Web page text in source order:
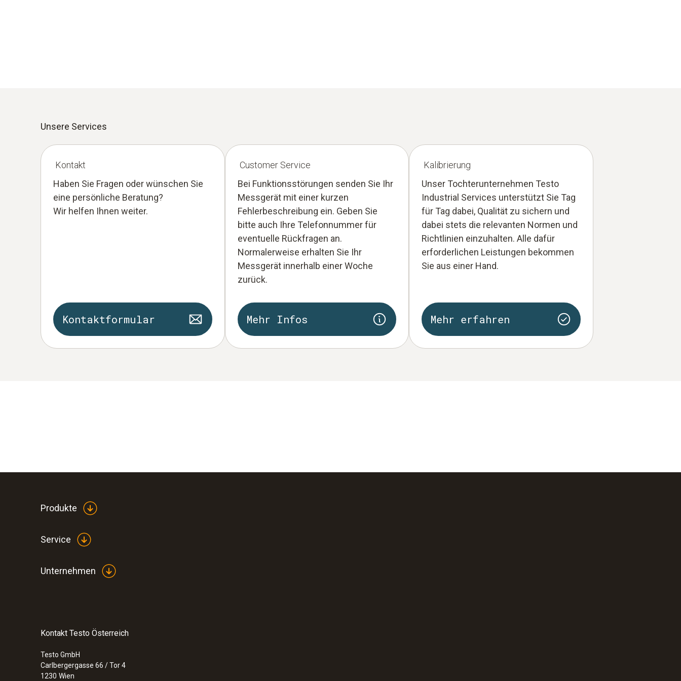
Unsere Services
Kontakt
Haben Sie Fragen oder wünschen Sie
eine persönliche Beratung?
Wir helfen Ihnen weiter.
Kontaktformular
Customer Service
Bei Funktionsstörungen senden Sie Ihr
Messgerät mit einer kurzen
Fehlerbeschreibung ein. Geben Sie
bitte auch Ihre Telefonnummer für
eventuelle Rückfragen an.
Normalerweise erhalten Sie Ihr
Messgerät innerhalb einer Woche
zurück.
Mehr Infos
Kalibrierung
Unser Tochterunternehmen Testo
Industrial Services unterstützt Sie Tag
für Tag dabei, Qualität zu sichern und
dabei stets die relevanten Normen und
Richtlinien einzuhalten. Alle dafür
erforderlichen Leistungen bekommen
Sie aus einer Hand.
Mehr erfahren
Produkte
Service
Unternehmen
Kontakt Testo Österreich
Testo GmbH
Carlbergergasse 66 / Tor 4
1230 Wien